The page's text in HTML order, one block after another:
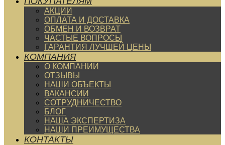
АКЦИИ
ОПЛАТА И ДОСТАВКА
ОБМЕН И ВОЗВРАТ
ЧАСТЫЕ ВОПРОСЫ
ГАРАНТИЯ ЛУЧШЕЙ ЦЕНЫ
КОМПАНИЯ
О КОМПАНИИ
ОТЗЫВЫ
НАШИ ОБЪЕКТЫ
ВАКАНСИИ
СОТРУДНИЧЕСТВО
БЛОГ
НАША ЭКСПЕРТИЗА
НАШИ ПРЕИМУЩЕСТВА
КОНТАКТЫ